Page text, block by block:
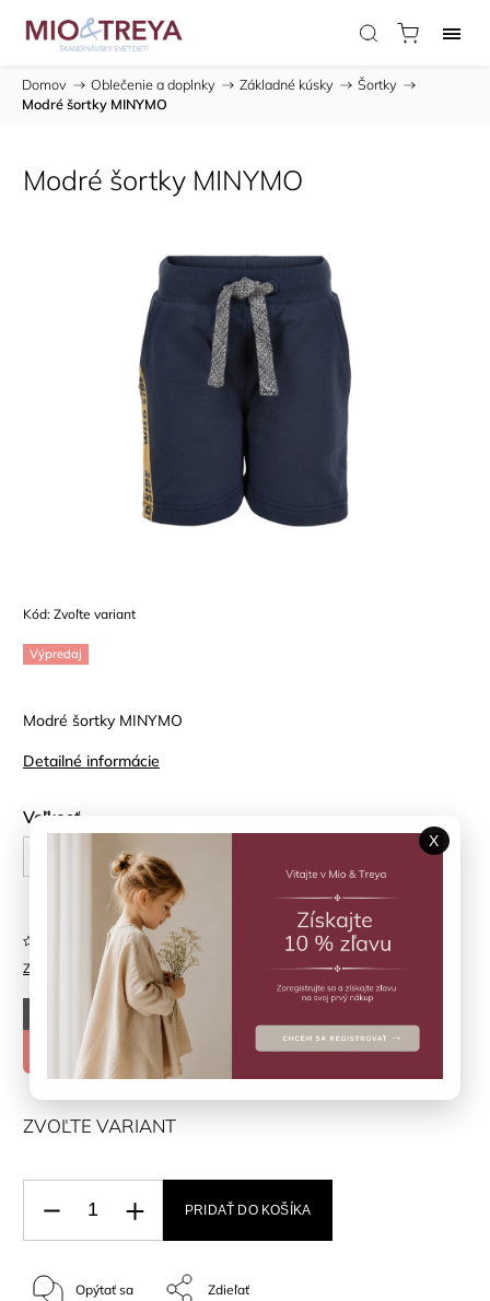
Domov / Oblečenie a doplnky / Základné kúsky / Šortky /
Modré šortky MINYMO
Modré šortky MINYMO
Kód: Zvoľte variant
Výpredaj
Modré šortky MINYMO
Detailné informácie
Veľkosť
110 cm
Značka: MINYMO
Neohodnotené
€19,90
–50 %
€9,95
ZVOĽTE VARIANT
PRIDAŤ DO KOŠÍKA
Opýtať sa Zdieľať
X